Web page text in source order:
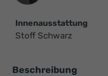
Innenausstattung
Stoff Schwarz
Beschreibung